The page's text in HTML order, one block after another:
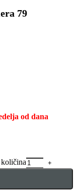
79
od dana